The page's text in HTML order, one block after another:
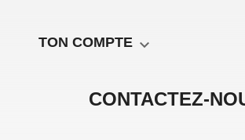
CONTACTEZ-
TON COMPTE 